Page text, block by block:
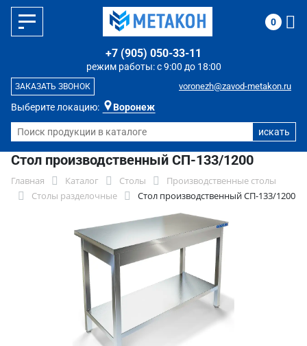
Выберите локацию: Воронеж
режим работы: с 9:00 до 18:00
+7 (905) 050-33-11
voronezh@zavod-metakon.ru
ЗАКАЗАТЬ ЗВОНОК
0
Стол производственный СП-133/1200
Главная Каталог Столы
Производственные столы
Столы разделочные
Стол производственный СП-133/1200